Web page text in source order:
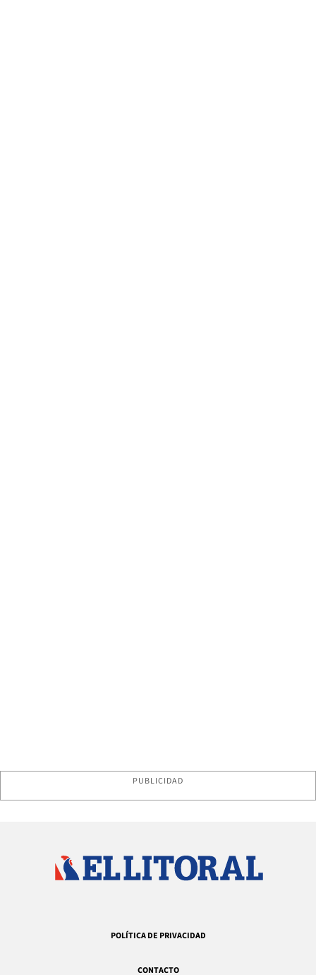
PUBLICIDAD
POLÍTICA DE PRIVACIDAD
CONTACTO